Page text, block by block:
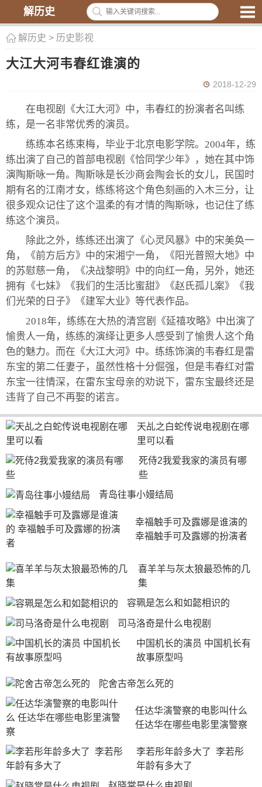
解历史
解历史 > 历史影视
大江大河韦春红谁演的
2018-12-29
在电视剧《大江大河》中，韦春红的扮演者名叫练
练，是一名非常优秀的演员。
练练本名练束梅，毕业于北京电影学院。2004年，练
练出演了自己的首部电视剧《恰同学少年》，她在其中饰
演陶斯咏一角。陶斯咏是长沙商会陶会长的女儿，民国时
期有名的江南才女，练练将这个角色刻画的入木三分，让
很多观众记住了这个温柔的有才情的陶斯咏，也记住了练
练这个演员。
除此之外，练练还出演了《心灵风暴》中的宋美奂一
角，《前方后方》中的宋湘宁一角，《阳光普照大地》中
的苏慰慈一角，《决战黎明》中的向红一角，另外，她还
拥有《七妹》《我们的生活比蜜甜》《赵氏孤儿案》《我
们光荣的日子》《建军大业》等代表作品。
2018年，练练在大热的清宫剧《延禧攻略》中出演了
愉贵人一角，练练的演绎让更多人感受到了愉贵人这个角
色的魅力。而在《大江大河》中。练练饰演的韦春红是雷
东宝的第二任妻子，虽然性格十分倔强，但是韦春红对雷
东宝一往情深，在雷东宝母亲的劝说下，雷东宝最终还是
违背了自己不再娶的诺言。
天乩之白蛇传说电视剧在哪
里可以看
死侍2我爱我家的演员有哪
些
青岛往事小嫚结局
幸福触手可及露娜是谁演的
幸福触手可及露娜的扮演者
喜羊羊与灰太狼最恐怖的几
集
容珮是怎么和如懿相识的
司马洛奇是什么电视剧
中国机长的演员 中国机长有
故事原型吗
陀舍古帝怎么死的
任达华演警察的电影叫什么
任达华在哪些电影里演警察
李若彤年龄多大了  李若彤
年龄有多大了